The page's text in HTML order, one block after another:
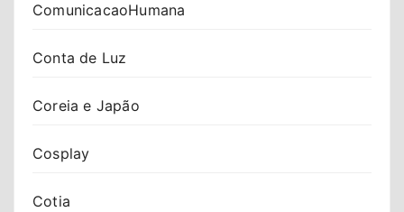
ComunicacaoHumana
Conta de Luz
Coreia e Japão
Cosplay
Cotia